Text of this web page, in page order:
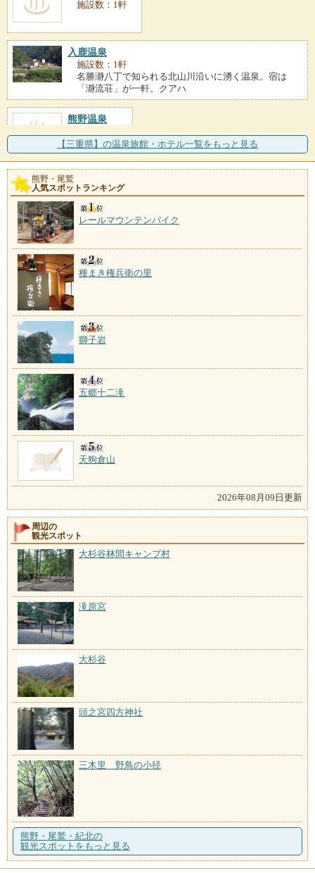
施設数：1軒
入鹿温泉
施設数：1軒
名勝瀞八丁で知られる北山川沿いに湧く温泉。宿は
「瀞流荘」が一軒。クアハ
熊野温泉
【三重県】の温泉旅館・ホテル一覧をもっと見る
熊野・尾鷲
人気スポットランキング
レールマウンテンバイク
種まき権兵衛の里
獅子岩
五郷十二滝
天狗倉山
2026年08月09日更新
周辺の
観光スポット
大杉谷林間キャンプ村
滝原宮
大杉谷
頭之宮四方神社
三木里 野鳥の小径
熊野・尾鷲・紀北の
観光スポットをもっと見る